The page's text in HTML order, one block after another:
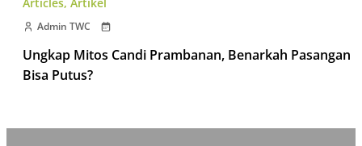
Admin TWC
Ungkap Mitos Candi Prambanan, Benarkah Pasangan
Bisa Putus?